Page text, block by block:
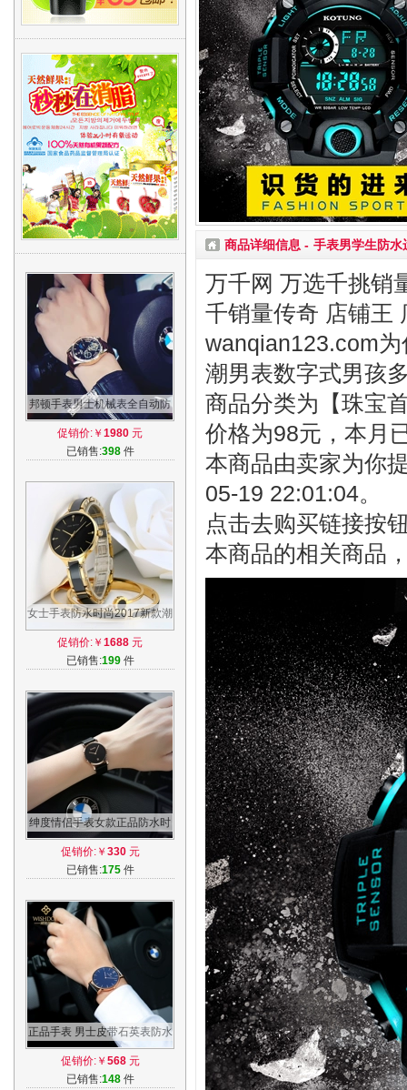
邦顿手表男士机械表全自动防
水镂空真皮带潮时尚2017新款
学生男表
促销价:￥ 1980 元
已销售:398件
女士手表防水时尚2017新款潮
流学生韩版简约休闲大气石英
表女表
促销价:￥ 1688 元
已销售:199件
绅度情侣手表女款正品防水时
尚潮流简约休闲牛皮带女表石
英表
促销价:￥ 330元
已销售:175件
正品手表 男士皮带石英表防水
时尚潮流休闲学生表精钢男表
手腕表
促销价:￥ 568元
已销售:148件
商品详细信息 - 手表男学生防水
万千网 万选千挑销
千销量传奇 店铺王
wanqian123.com
潮男表数字式男孩
商品分类为【珠宝
价格为98元，本月
本商品由卖家为你
05-19 22:01:04。
点击去购买链接按
本商品的相关商品